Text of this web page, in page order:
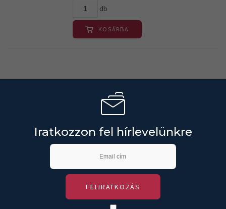
db
KOSÁRBA
Iratkozzon fel hírlevelünkre
FELIRATKOZÁS